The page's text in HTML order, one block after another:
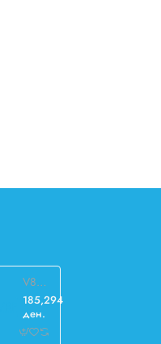
V8M MV8M-120WV2N1 Mini VRF
185,294
ден.